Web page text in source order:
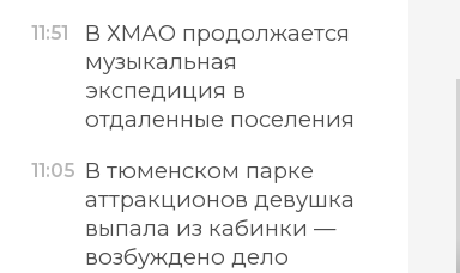
11:51
В ХМАО продолжается
музыкальная
экспедиция в
отдаленные поселения
11:05 В тюменском парке
аттракционов девушка
выпала из кабинки —
возбуждено дело